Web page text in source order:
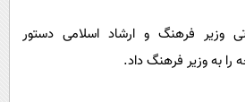
محیط زیست
وزیر فرهنگ و ارشاد اسلامی دستور
را به وزیر فرهنگ داد.